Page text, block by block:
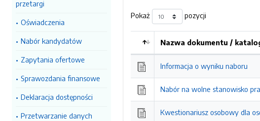
przetargi
Oświadczenia
Nabór kandydatów
Zapytania ofertowe
Sprawozdania finansowe
Deklaracja dostępności
Przetwarzanie danych
Pokaż pozycji
Nazwa dokumentu /
Informacja o wyniku naboru
Nabór na wolne stanowisko
Kwestionariusz osobowy dla